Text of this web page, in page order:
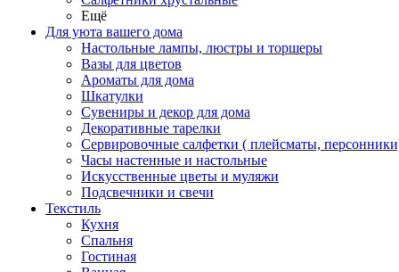
Ещё
Для уюта вашего дома
Настольные лампы, люстры и торшеры
Вазы для цветов
Ароматы для дома
Шкатулки
Сувениры и декор для дома
Декоративные тарелки
Сервировочные салфетки ( плейсматы,
Часы настенные и настольные
Искусственные цветы и муляжи
Подсвечники и свечи
Текстиль
Кухня
Спальня
Гостиная